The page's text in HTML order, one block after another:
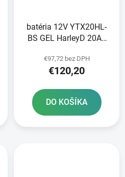
batéria 12V YTX20HL-
BS GEL HarleyD 20Ah
technológia 175x87x155
FULBAT aktivovaná z
€97,72 bez DPH
€120,20
DO KOŠÍKA